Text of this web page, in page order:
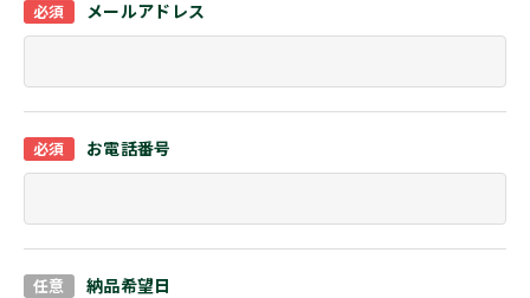
メールアドレス
お電話番号
納品希望日